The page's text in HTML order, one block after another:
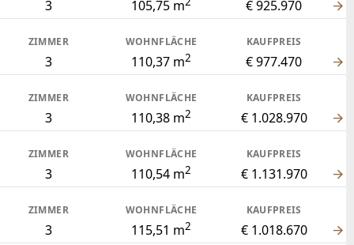
3 105,75 m € 925.970
ZIMMER
3
WOHNFLÄCHE
110,37 m2
KAUFPREIS
€ 977.470
ZIMMER
3
WOHNFLÄCHE
110,38 m2
KAUFPREIS
€ 1.028.970
ZIMMER
3
WOHNFLÄCHE
110,54 m2
KAUFPREIS
€ 1.131.970
ZIMMER
3
WOHNFLÄCHE
115,51 m2
KAUFPREIS
€ 1.018.670